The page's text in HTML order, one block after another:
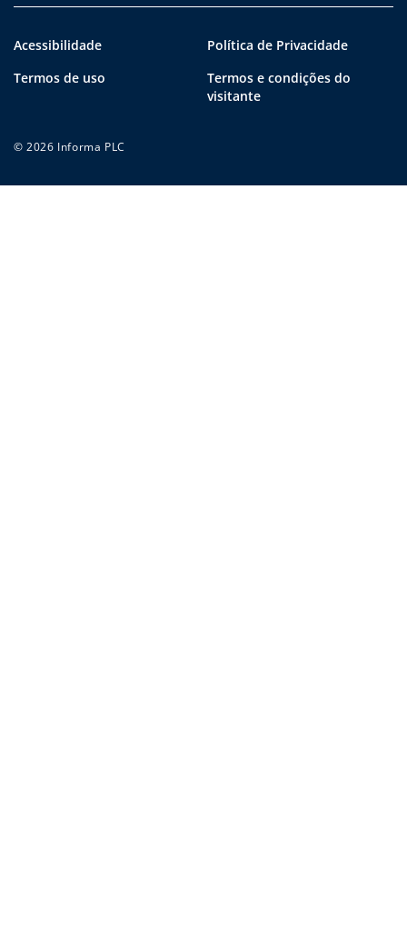
Acessibilidade
Política de Privacidade
Termos de uso
Termos e condições do
visitante
© 2026 Informa PLC